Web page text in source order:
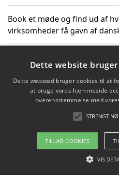
Book et møde og find ud af
virksomheder få gavn af
får du indgår et samarbejde
Hold et møde med en
mest professionelle til at
Copyright 2026 -
Om / kontakt
Dette website
Dette websted bruger cookies til at
at bruge vores hjemmeside
overensstemmelse med
STRENGT
TILLAD COOKIES
VIS